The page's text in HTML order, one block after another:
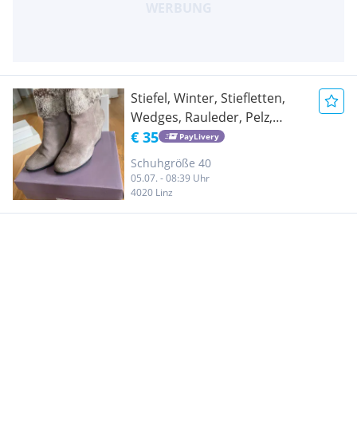
Stiefel, Winter, Stiefletten,
Wedges, Rauleder, Pelz,
Fellbesatz, Keilabsatz, grau,
Gr. 40
€ 35 PayLivery
Schuhgröße 40
05.07. - 08:39 Uhr
4020 Linz